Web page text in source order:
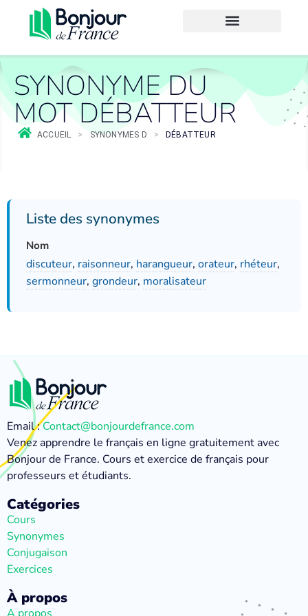
SYNONYME DU
MOT DÉBATTEUR
ACCUEIL > SYNONYMES D > DÉBATTEUR
Liste des synonymes
Nom
discuteur, raisonneur, harangueur, orateur, rhéteur,
sermonneur, grondeur, moralisateur
Email :Contact@bonjourdefrance.com
Venez apprendre le français en ligne gratuitement avec
Bonjour de France. Cours et exercice de français pour
professeurs et étudiants.
Catégories
Cours
Synonymes
Conjugaison
Exercices
À propos